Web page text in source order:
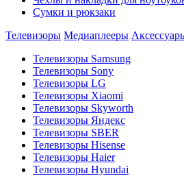
Сумки и рюкзаки
Телевизоры Медиаплееры
Телевизоры Samsung
Телевизоры Sony
Телевизоры LG
Телевизоры Xiaomi
Телевизоры Skyworth
Телевизоры Яндекс
Телевизоры SBER
Телевизоры Hisense
Телевизоры Haier
Телевизоры Hyundai